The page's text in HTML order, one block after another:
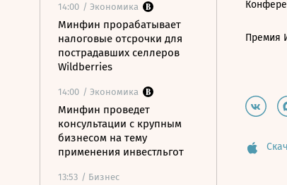
14:00 / Экономика
Минфин прорабатывает
налоговые отсрочки для
пострадавших селлеров
Wildberries
14:00 / Экономика
Минфин проведет
консультации с крупным
бизнесом на тему
применения инвестльгот
13:53 / Бизнес
Премия